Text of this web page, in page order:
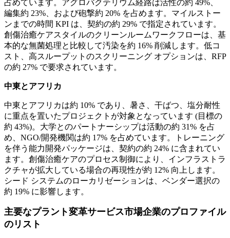
占めています。アグロバクテリウム経路は活性の約 49%、
編集約 23%、および砲撃約 20% を占めます。マイルストー
ンまでの時間 KPI は、契約の約 29% で指定されています。
創傷治癒ケアスタイルのクリーンルームワークフローは、基
本的な無菌処理と比較して汚染を約 16% 削減します。低コ
スト、高スループットのスクリーニング オプションは、RFP
の約 27% で要求されています。
中東とアフリカ
中東とアフリカは約 10% であり、暑さ、干ばつ、塩分耐性
に重点を置いたプロジェクトが対象となっています (目標の
約 43%)。大学とのパートナーシップは活動の約 31% を占
め、NGO/開発機関は約 17% を占めています。トレーニング
を伴う能力開発パッケージは、契約の約 24% に含まれてい
ます。創傷治癒ケアのプロセス制御により、インフラストラ
クチャが拡大している場合の再現性が約 12% 向上します。
シード システムのローカリゼーションは、ベンダー選択の
約 19% に影響します。
主要なプラント変革サービス市場企業のプロファイル
のリスト